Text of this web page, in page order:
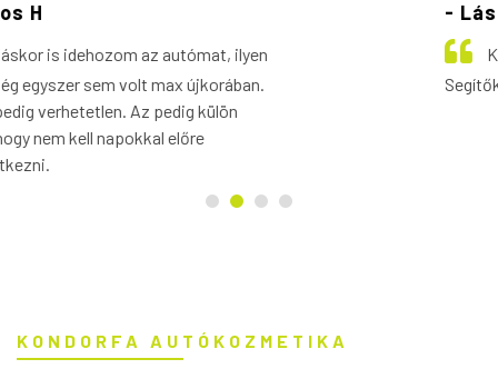
Korrekt áron, gyorsan dolgoznak.
Segítőkészek.
KONDORFA AUTÓKOZMETIKA